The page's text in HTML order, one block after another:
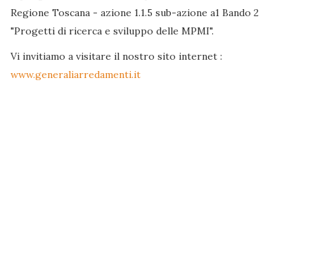
Regione Toscana - azione 1.1.5 sub-azione a1 Bando 2
"Progetti di ricerca e sviluppo delle MPMI".
Vi invitiamo a visitare il nostro sito internet :
www.generaliarredamenti.it